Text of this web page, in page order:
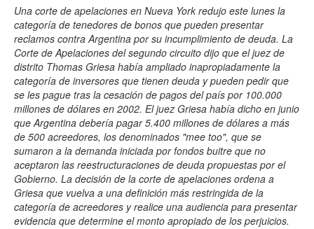
Una corte de apelaciones en Nueva York redujo este lunes la
categoría de tenedores de bonos que pueden presentar
reclamos contra Argentina por su incumplimiento de deuda. La
Corte de Apelaciones del segundo circuito dijo que el juez de
distrito Thomas Griesa había ampliado inapropiadamente la
categoría de inversores que tienen deuda y pueden pedir que
se les pague tras la cesación de pagos del país por 100.000
millones de dólares en 2002. El juez Griesa había dicho en junio
que Argentina debería pagar 5.400 millones de dólares a más
de 500 acreedores, los denominados "mee too", que se
sumaron a la demanda iniciada por fondos buitre que no
aceptaron las reestructuraciones de deuda propuestas por el
Gobierno. La decisión de la corte de apelaciones ordena a
Griesa que vuelva a una definición más restringida de la
categoría de acreedores y realice una audiencia para presentar
evidencia que determine el monto apropiado de los perjuicios.